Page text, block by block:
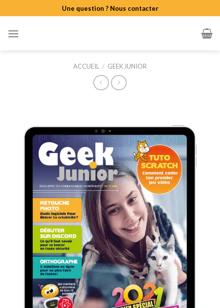
to
content
Une question ? Nous contacter
ACCUEIL / GEEK JUNIOR